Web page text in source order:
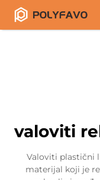
valoviti
Valoviti plastični
materijal koji je